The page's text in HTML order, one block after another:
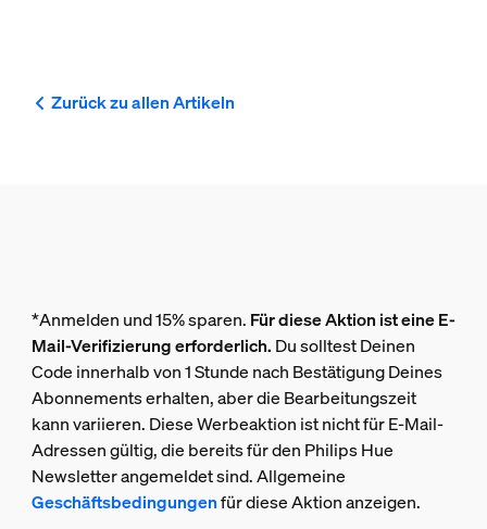
Zurück zu allen Artikeln
*Anmelden und 15% sparen. Für diese Aktion ist eine E-
Mail-Verifizierung erforderlich. Du solltest Deinen
Code innerhalb von 1 Stunde nach Bestätigung Deines
Abonnements erhalten, aber die Bearbeitungszeit
kann variieren. Diese Werbeaktion ist nicht für E-Mail-
Adressen gültig, die bereits für den Philips Hue
Newsletter angemeldet sind. Allgemeine
Geschäftsbedingungenfür diese Aktion anzeigen.